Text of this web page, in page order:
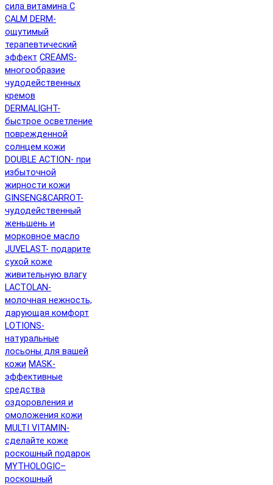
сила витамина C
CALM DERM-
ощутимый
терапевтический
эффект CREAMS-
многообразие
чудодейственных
кремов
DERMALIGHT-
быстрое осветление
поврежденной
солнцем кожи
DOUBLE ACTION- при
избыточной
жирности кожи
GINSENG&CARROT-
чудодейственный
женьшень и
морковное масло
JUVELAST- подарите
сухой коже
живительную влагу
LACTOLAN-
молочная нежность,
дарующая комфорт
LOTIONS-
натуральные
лосьоны для вашей
кожи MASK-
эффективные
средства
оздоровления и
омоложения кожи
MULTI VITAMIN-
сделайте коже
роскошный подарок
MYTHOLOGIC–
роскошный